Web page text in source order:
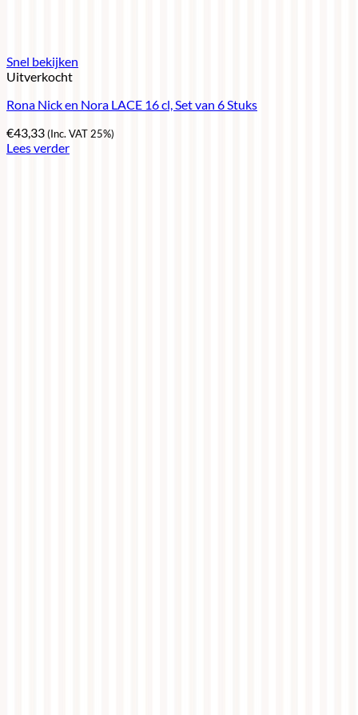
Snel bekijken
Uitverkocht
Rona Nick en Nora LACE 16 cl, Set van 6 Stuks
€43,33(Inc. VAT 25%)
Lees verder